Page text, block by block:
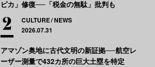
ピカ」修復──「税金の無駄」批判も
CULTURE NEWS
2026.07.31
アマゾン奥地に古代文明の新証拠──航空レ
ーザー測量で432カ所の巨大土塁を特定